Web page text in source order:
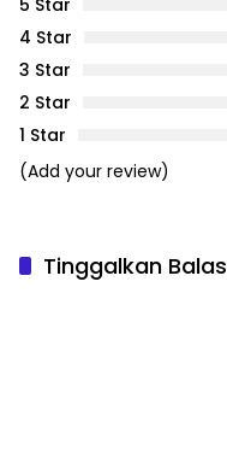
4 Star
3 Star
2 Star
1 Star
(Add your review)
Tinggalkan